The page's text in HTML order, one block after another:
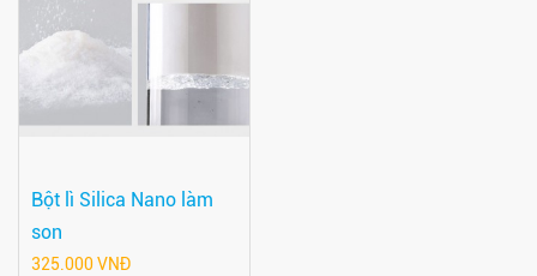
Bột lì Silica Nano làm
son
325.000 VNĐ